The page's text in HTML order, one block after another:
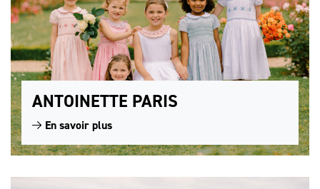
ANTOINETTE PARIS
En savoir plus